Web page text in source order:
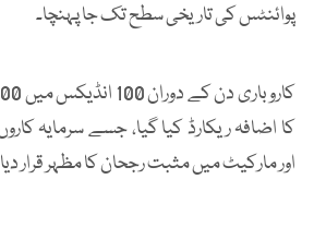
پوائنٹس کی تاریخی سطح تک جا پہنچا۔
کا اضافہ ریکارڈ کیا گیا، جسے سرمایہ
اور مارکیٹ میں مثبت رجحان کا مظہر قرار